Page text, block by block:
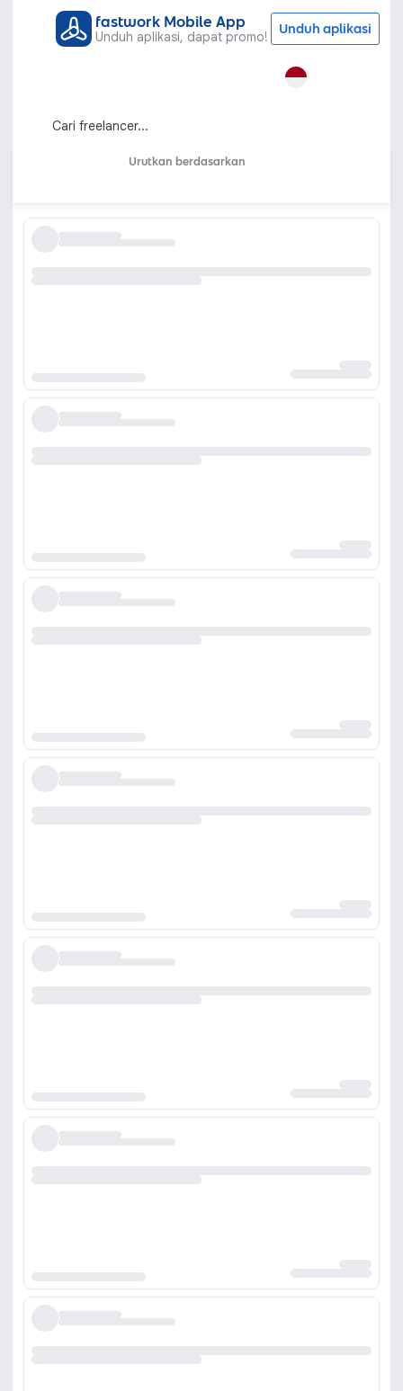
fastwork Mobile App
Unduh aplikasi, dapat promo! Unduh aplikasi
dan Terpercaya
Urutkan berdasarkan